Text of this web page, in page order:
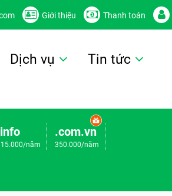
Giới thiệu Thanh toán
Dịch vụ
Tin tức
năm
.com.vn
350.000/năm